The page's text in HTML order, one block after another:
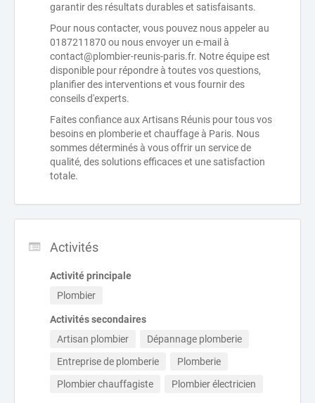
garantir des résultats durables et satisfaisants.
Pour nous contacter, vous pouvez nous appeler au
0187211870 ou nous envoyer un e-mail à
contact@plombier-reunis-paris.fr. Notre équipe est
disponible pour répondre à toutes vos questions,
planifier des interventions et vous fournir des
conseils d'experts.
Faites confiance aux Artisans Réunis pour tous vos
besoins en plomberie et chauffage à Paris. Nous
sommes déterminés à vous offrir un service de
qualité, des solutions efficaces et une satisfaction
totale.
Activités
Activité principale
Plombier
Activités secondaires
Artisan plombier
Dépannage plomberie
Entreprise de plomberie
Plomberie
Plombier chauffagiste
Plombier électricien